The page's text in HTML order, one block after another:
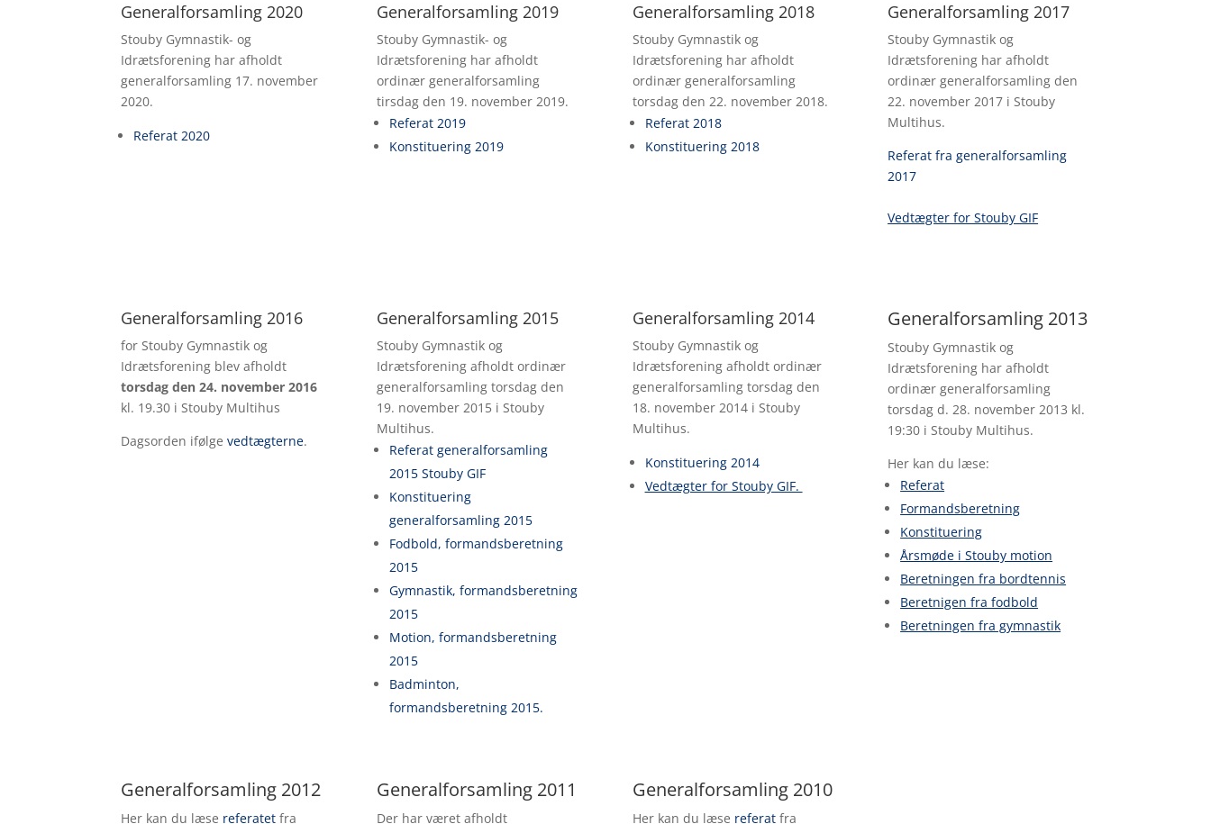
Generalforsamling 2020
Stouby Gymnastik- og
Idrætsforening har afholdt
generalforsamling 17. november
2020.
Referat 2020
Generalforsamling 2019
Stouby Gymnastik- og
Idrætsforening har afholdt
ordinær generalforsamling
tirsdag den 19. november 2019.
Referat 2019
Konstituering 2019
Generalforsamling 2018
Stouby Gymnastik og
Idrætsforening har afholdt
ordinær generalforsamling
torsdag den 22. november 2018.
Referat 2018
Konstituering 2018
Generalforsamling 2017
Stouby Gymnastik og
Idrætsforening har afholdt
ordinær generalforsamling den
22. november 2017 i Stouby
Multihus.
Referat fra generalforsamling
2017
Vedtægter for Stouby GIF
Generalforsamling 2016
for Stouby Gymnastik og
Idrætsforening blev afholdt
torsdag den 24. november 2016
kl. 19.30 i Stouby Multihus
Dagsorden ifølgevedtægterne.
Generalforsamling 2015
Stouby Gymnastik og
Idrætsforening afholdt ordinær
generalforsamling torsdag den
19. november 2015 i Stouby
Multihus.
Referat generalforsamling
2015 Stouby GIF
Konstituering
generalforsamling 2015
Fodbold, formandsberetning
2015
Gymnastik, formandsberetning
2015
Motion, formandsberetning
2015
Badminton,
formandsberetning 2015.
Generalforsamling 2014
Stouby Gymnastik og
Idrætsforening afholdt ordinær
generalforsamling torsdag den
18. november 2014 i Stouby
Multihus.
Konstituering 2014
Vedtægter for Stouby GIF.
Generalforsamling 2013
Stouby Gymnastik og
Idrætsforening har afholdt
ordinær generalforsamling
torsdag d. 28. november 2013 kl.
19:30 i Stouby Multihus.
Her kan du læse:
Referat
Formandsberetning
Konstituering
Årsmøde i Stouby motion
Beretningen fra bordtennis
Beretnigen fra fodbold
Beretningen fra gymnastik
Generalforsamling 2012
Her kan du læse referatet fra
Generalforsamling 2011
Der har været afholdt
Generalforsamling 2010
Her kan du læse referatfra